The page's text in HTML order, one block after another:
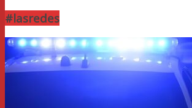
#lasredes